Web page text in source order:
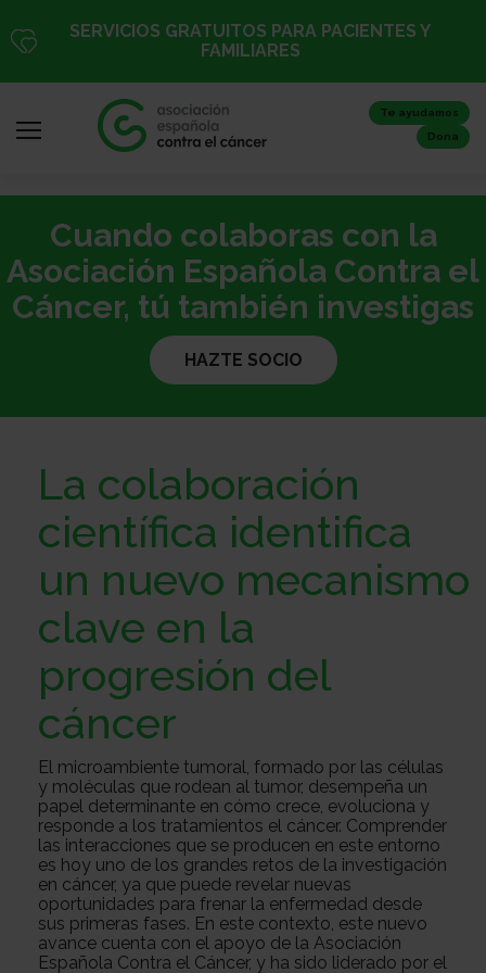
al
SERVICIOS GRATUITOS PARA PACIENTES Y
FAMILIARES
Te ayudamos
Dona
Iniciar
sesión
/
Registro
Inicio
Sobre
nosotros
Colabora
Todo
sobre
el
cancer
Investigación
Transparencia
Trabaja
Cuando colaboras con la
Asociación Española Contra el
Cáncer, tú también investigas
HAZTE SOCIO
La colaboración
científica identifica
un nuevo mecanismo
clave en la
progresión del
cáncer
El microambiente tumoral, formado por las células
y moléculas que rodean al tumor, desempeña un
papel determinante en cómo crece, evoluciona y
responde a los tratamientos el cáncer. Comprender
las interacciones que se producen en este entorno
es hoy uno de los grandes retos de la investigación
en cáncer, ya que puede revelar nuevas
oportunidades para frenar la enfermedad desde
sus primeras fases. En este contexto, este nuevo
avance cuenta con el apoyo de la Asociación
Española Contra el Cáncer, y ha sido liderado por el